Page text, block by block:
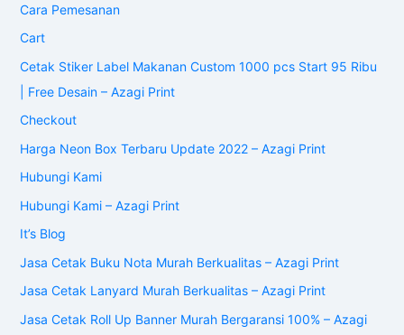
Cara Pemesanan
Cart
Cetak Stiker Label Makanan Custom 1000 pcs Start 95 Ribu
| Free Desain – Azagi Print
Checkout
Harga Neon Box Terbaru Update 2022 – Azagi Print
Hubungi Kami
Hubungi Kami – Azagi Print
It’s Blog
Jasa Cetak Buku Nota Murah Berkualitas – Azagi Print
Jasa Cetak Lanyard Murah Berkualitas – Azagi Print
Jasa Cetak Roll Up Banner Murah Bergaransi 100% – Azagi